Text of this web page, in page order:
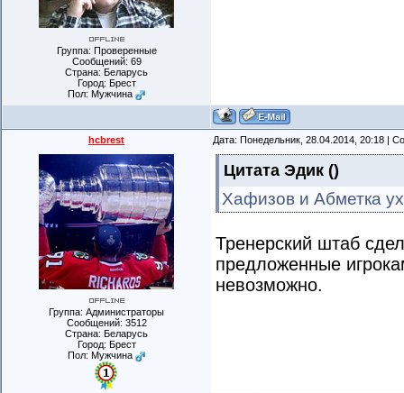
Группа: Проверенные
Сообщений: 69
Страна: Беларусь
Город: Брест
Пол: Мужчина
hcbrest Дата: Понедельник, 28.04.2014, 20:18 |
Группа: Администраторы
Сообщений: 3512
Страна: Беларусь
Город: Брест
Пол: Мужчина
Цитата Эдик ()
Хафизов и Абметка
Тренерский штаб
предложенные
невозможно.